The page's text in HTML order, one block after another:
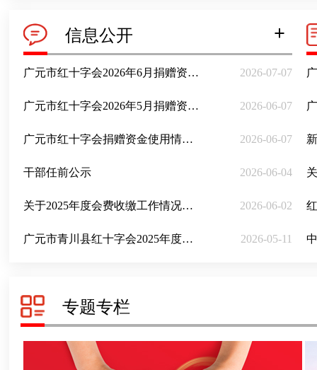
信息公开 +
广元市红十字会2026年6月捐赠资金接收公示 2026-07-07
广元市红十字会2026年5月捐赠资金接收公示 2026-06-07
广元市红十字会捐赠资金使用情况公示2026年5月 2026-06-07
干部任前公示 2026-06-04
关于2025年度会费收缴工作情况的公示 2026-06-02
广元市青川县红十字会2025年度捐赠资金专项审计报告 2026-05-11
专题专栏